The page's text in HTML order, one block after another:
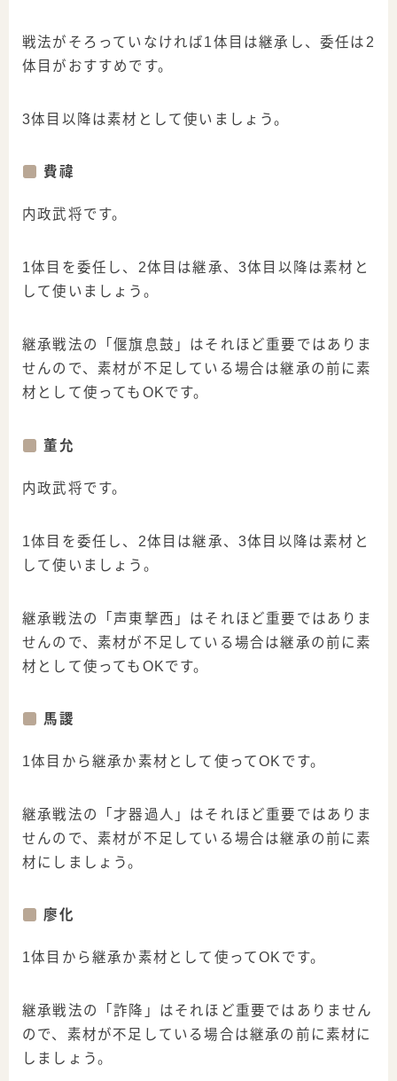
戦法がそろっていなければ1体目は継承し、委任は2
体目がおすすめです。
3体目以降は素材として使いましょう。
費禕
内政武将です。
1体目を委任し、2体目は継承、3体目以降は素材と
して使いましょう。
継承戦法の「偃旗息鼓」はそれほど重要ではありま
せんので、素材が不足している場合は継承の前に素
材として使ってもOKです。
董允
内政武将です。
1体目を委任し、2体目は継承、3体目以降は素材と
して使いましょう。
継承戦法の「声東撃西」はそれほど重要ではありま
せんので、素材が不足している場合は継承の前に素
材として使ってもOKです。
馬謖
1体目から継承か素材として使ってOKです。
継承戦法の「才器過人」はそれほど重要ではありま
せんので、素材が不足している場合は継承の前に素
材にしましょう。
廖化
1体目から継承か素材として使ってOKです。
継承戦法の「詐降」はそれほど重要ではありません
ので、素材が不足している場合は継承の前に素材に
しましょう。